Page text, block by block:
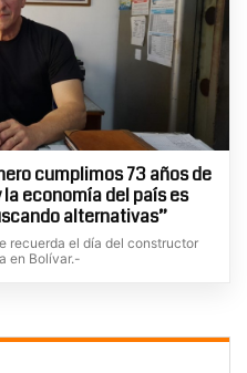
cumplimos 73 años de
economía del país es
alternativas”
recuerda el día del constructor
en Bolívar.-